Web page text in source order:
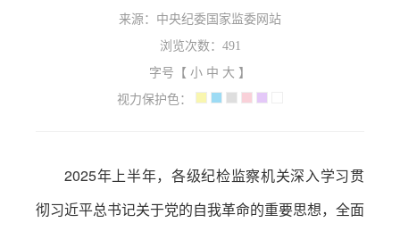
来源：中央纪委国家监委网站
浏览次数： 491
字号【 小 中 大 】
视力保护色：
2025年上半年，各级纪检监察机关深入学习贯
彻习近平总书记关于党的自我革命的重要思想，全面